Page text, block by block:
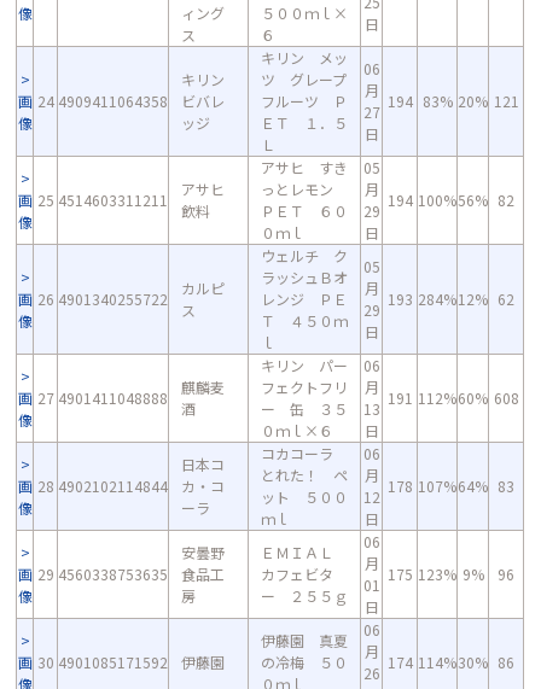
像
ィング
ス
５００ｍｌ×
６
日
画
像
24 4909411064358
キリン
ビバレ
ッジ
キリン メッ
ツ グレープ
フルーツ Ｐ
ＥＴ １．５
Ｌ
06
月
27
日
194 83% 20% 121
画
像
25 4514603311211
アサヒ
飲料
アサヒ すき
っとレモン
ＰＥＴ ６０
０ｍｌ
05
月
29
日
194 100%56% 82
画
像
26 4901340255722
カルピ
ス
ウェルチ ク
ラッシュＢオ
レンジ ＰＥ
Ｔ ４５０ｍ
ｌ
05
月
29
日
193 284%12% 62
画
像
27 4901411048888
麒麟麦
酒
キリン パー
フェクトフリ
ー 缶 ３５
０ｍｌ×６
06
月
13
日
191 112%60% 608
画
像
28 4902102114844
日本コ
カ・コ
ーラ
コカコーラ
とれた！ ペ
ット ５００
ｍｌ
06
月
12
日
178 107%64% 83
画
像
29 4560338753635
安曇野
食品工
房
ＥＭＩＡＬ
カフェビタ
ー ２５５ｇ
06
月
01
日
175 123% 9% 96
画
像
30 4901085171592 伊藤園
伊藤園 真夏
の冷梅 ５０
０ｍｌ
06
月
26
174 114%30% 86